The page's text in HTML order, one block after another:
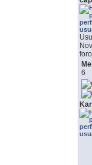
foro
6